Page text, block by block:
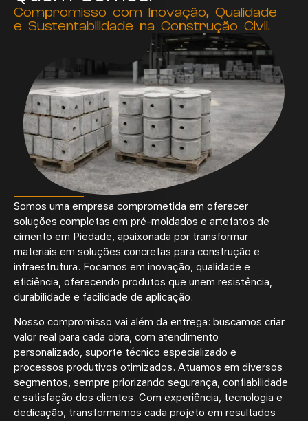
Compromisso com Inovação, Qualidade
e Sustentabilidade na Construção Civil.
Somos uma empresa comprometida em oferecer
soluções completas em pré-moldados e artefatos de
cimento em Piedade, apaixonada por transformar
materiais em soluções concretas para construção e
infraestrutura. Focamos em inovação, qualidade e
eficiência, oferecendo produtos que unem resistência,
durabilidade e facilidade de aplicação.
Nosso compromisso vai além da entrega: buscamos criar
valor real para cada obra, com atendimento
personalizado, suporte técnico especializado e
processos produtivos otimizados. Atuamos em diversos
segmentos, sempre priorizando segurança, confiabilidade
e satisfação dos clientes. Com experiência, tecnologia e
dedicação, transformamos cada projeto em resultados